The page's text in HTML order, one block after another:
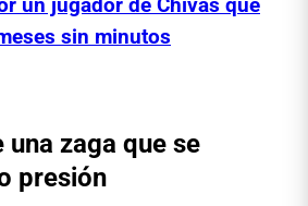
un jugador de Chivas que
sin minutos
zaga que se
presión